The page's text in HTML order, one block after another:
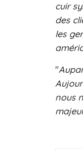
cuir
des
les
"
nous